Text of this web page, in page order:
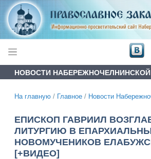
НОВОСТИ НАБЕРЕЖНОЧЕЛНИНСКОЙ
На главную / Главное / Новости
ЕПИСКОП ГАВРИИЛ
ЛИТУРГИЮ В
НОВОМУЧЕНИКОВ
[+ВИДЕО]